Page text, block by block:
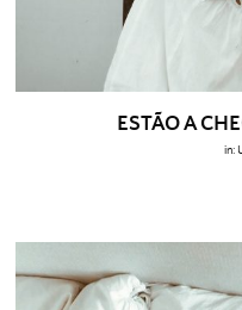
ESTÃO A
in: